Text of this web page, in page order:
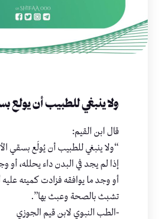
ولا ينبغي للطبيب أن يولع
قال ابن القيم:
“ولا ينبغي للطبيب أن يُولَع بسقي
إذا لم يجد في البدن داء يحلله، أو
أو وجد ما يوافقه فزادت كميته عليه
تشبث بالصحة وعبث بها”.
-الطب النبوي لابن قيم الجوزي